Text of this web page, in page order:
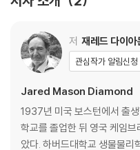
6장 성선택과 인종의 기원
3부 인간의 특수성
8장 사람의 언어로 가는 다리
9장 예술의 기원
10장 인간에게 농업은 축복인가?
11장 왜 흡연과 음주와 마약에
12장 광활한 우주 속의 외톨이
저 재레드 다이아
관심작가 알림신청
Jared Mason Diamond
1937년 미국 보스턴에서 출
학교를 졸업한 뒤 영국 케임
았다. 하버드대학교 생물물